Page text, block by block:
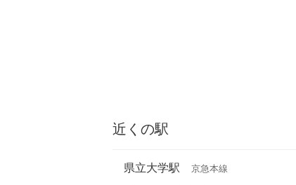
近くの駅
県立大学駅 京急本線